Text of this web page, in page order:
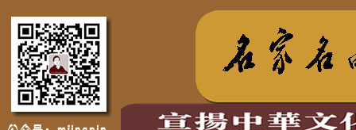
马国强 焦全才